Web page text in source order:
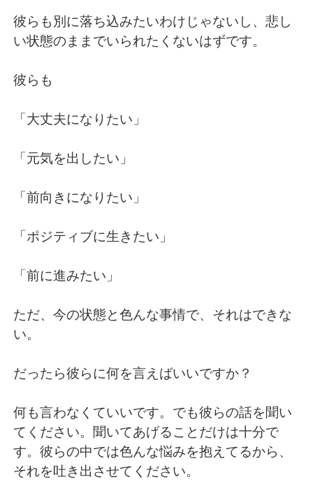
彼らも別に落ち込みたいわけじゃないし、悲し
い状態のままでいられたくないはずです。
彼らも
「大丈夫になりたい」
「元気を出したい」
「前向きになりたい」
「ポジティブに生きたい」
「前に進みたい」
ただ、今の状態と色んな事情で、それはできな
い。
だったら彼らに何を言えばいいですか？
何も言わなくていいです。でも彼らの話を聞い
てください。聞いてあげることだけは十分で
す。彼らの中では色んな悩みを抱えてるから、
それを吐き出させてください。